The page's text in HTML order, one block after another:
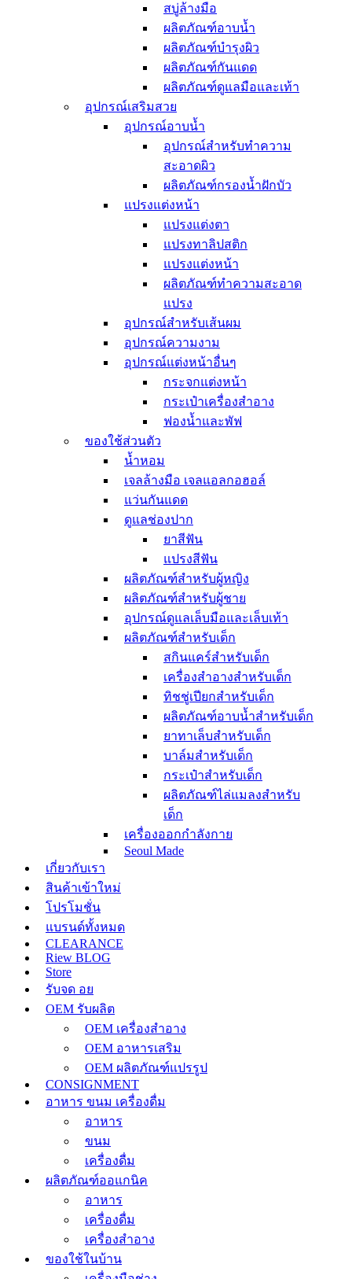
สบู่ล้างมือ
ผลิตภัณฑ์อาบน้ำ
ผลิตภัณฑ์บำรุงผิว
ผลิตภัณฑ์กันแดด
ผลิตภัณฑ์ดูแลมือและเท้า
อุปกรณ์เสริมสวย
อุปกรณ์อาบน้ำ
อุปกรณ์สำหรับทำความ
สะอาดผิว
ผลิตภัณฑ์กรองน้ำฝักบัว
แปรงแต่งหน้า
แปรงแต่งตา
แปรงทาลิปสติก
แปรงแต่งหน้า
ผลิตภัณฑ์ทำความสะอาด
แปรง
อุปกรณ์สำหรับเส้นผม
อุปกรณ์ความงาม
อุปกรณ์แต่งหน้าอื่นๆ
กระจกแต่งหน้า
กระเป๋าเครื่องสำอาง
ฟองน้ำและพัฟ
ของใช้ส่วนตัว
น้ำหอม
เจลล้างมือ เจลแอลกอฮอล์
แว่นกันแดด
ดูแลช่องปาก
ยาสีฟัน
แปรงสีฟัน
ผลิตภัณฑ์สำหรับผู้หญิง
ผลิตภัณฑ์สำหรับผู้ชาย
อุปกรณ์ดูแลเล็บมือและเล็บเท้า
ผลิตภัณฑ์สำหรับเด็ก
สกินแคร์สำหรับเด็ก
เครื่องสำอางสำหรับเด็ก
ทิชชู่เปียกสำหรับเด็ก
ผลิตภัณฑ์อาบน้ำสำหรับเด็ก
ยาทาเล็บสำหรับเด็ก
บาล์มสำหรับเด็ก
กระเป๋าสำหรับเด็ก
ผลิตภัณฑ์ไล่แมลงสำหรับ
เด็ก
เครื่องออกกำลังกาย
Seoul Made
เกี่ยวกับเรา
สินค้าเข้าใหม่
โปรโมชั่น
แบรนด์ทั้งหมด
CLEARANCE
Riew BLOG
Store
รับจด อย
OEM รับผลิต
OEM เครื่องสำอาง
OEM อาหารเสริม
OEM ผลิตภัณฑ์แปรรูป
CONSIGNMENT
อาหาร ขนม เครื่องดื่ม
อาหาร
ขนม
เครื่องดื่ม
ผลิตภัณฑ์ออแกนิค
อาหาร
เครื่องดื่ม
เครื่องสำอาง
ของใช้ในบ้าน